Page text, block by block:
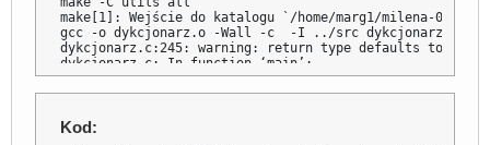
make[1]: Wejście do katalogu `/home/marg1/milena-
gcc -o dykcjonarz.o -Wall -c  -I ../src dykcjonarz.c
dykcjonarz.c:245: warning: return type defaults to ‘int’
dykcjonarz.c: In function ‘main’:
dykcjonarz.c:360: warning: control reaches end of non-
gcc -o morfologik.o -Wall -c  morfologik.c
morfologik.c:57: warning: unused variable ‘d’
Kod: